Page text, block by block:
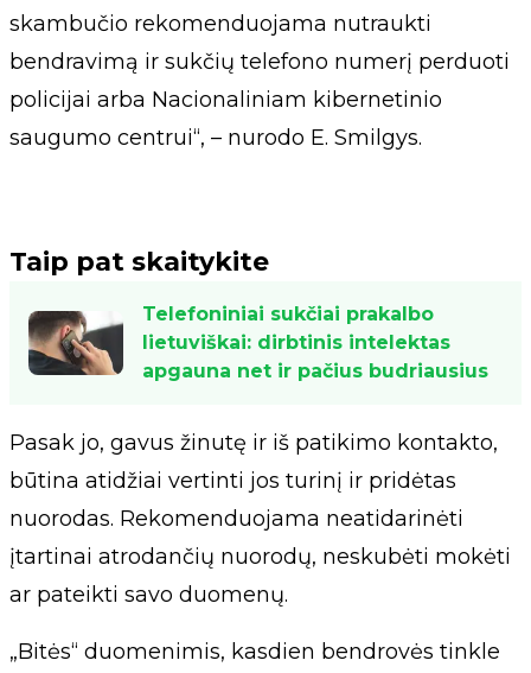
skambučio rekomenduojama nutraukti
bendravimą ir sukčių telefono numerį perduoti
policijai arba Nacionaliniam kibernetinio
saugumo centrui“, – nurodo E. Smilgys.
Taip pat skaitykite
Telefoniniai sukčiai prakalbo
lietuviškai: dirbtinis intelektas
apgauna net ir pačius budriausius
Pasak jo, gavus žinutę ir iš patikimo kontakto,
būtina atidžiai vertinti jos turinį ir pridėtas
nuorodas. Rekomenduojama neatidarinėti
įtartinai atrodančių nuorodų, neskubėti mokėti
ar pateikti savo duomenų.
„Bitės“ duomenimis, kasdien bendrovės tinkle